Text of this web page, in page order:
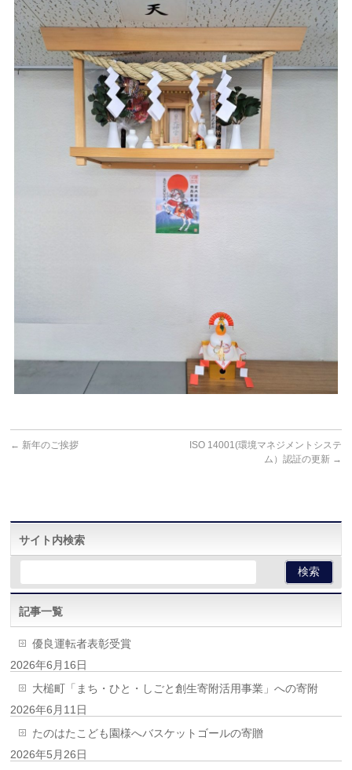
← 新年のご挨拶
ISO 14001(環境マネジメントシステ
ム）認証の更新 →
サイト内検索
記事一覧
優良運転者表彰受賞
2026年6月16日
大槌町「まち・ひと・しごと創生寄附活用事業」への寄附
2026年6月11日
たのはたこども園様へバスケットゴールの寄贈
2026年5月26日